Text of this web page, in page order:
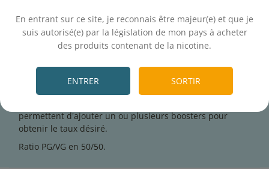
En entrant sur ce site, je reconnais être majeur(e) et que je
suis autorisé(e) par la législation de mon pays à acheter
des produits contenant de la nicotine.
ENTRER SORTIR
Cette gamme se distingue par ses recettes de caractère.
Sur notre boutique, la sélection Cabochard est proposée
permettent d'ajouter un ou plusieurs boosters pour
obtenir le taux désiré.
Ratio PG/VG en 50/50.